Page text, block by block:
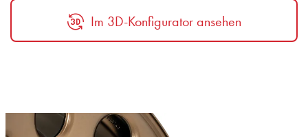
Im 3D-Konfigurator ansehen